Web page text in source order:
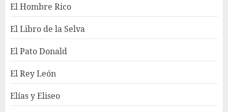
El Hombre Rico
El Libro de la Selva
El Pato Donald
El Rey León
Elías y Eliseo